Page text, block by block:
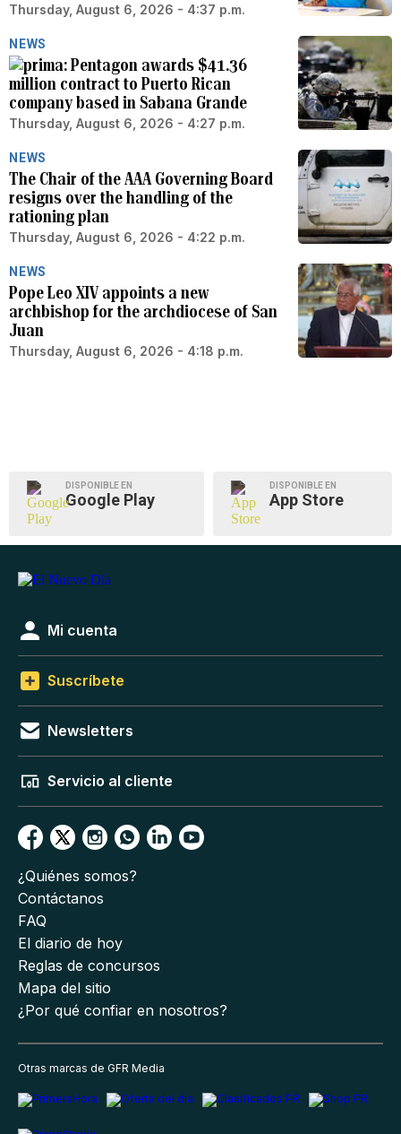
Thursday, August 6, 2026 - 4:37 p.m.
NEWS
Pentagon awards $41.36
million contract to Puerto Rican
company based in Sabana Grande
Thursday, August 6, 2026 - 4:27 p.m.
NEWS
The Chair of the AAA Governing Board
resigns over the handling of the
rationing plan
Thursday, August 6, 2026 - 4:22 p.m.
NEWS
Pope Leo XIV appoints a new
archbishop for the archdiocese of San
Juan
Thursday, August 6, 2026 - 4:18 p.m.
DISPONIBLE EN
Google Play
DISPONIBLE EN
App Store
Mi cuenta
Suscríbete
Newsletters
Servicio al cliente
¿Quiénes somos?
Contáctanos
FAQ
El diario de hoy
Reglas de concursos
Mapa del sitio
¿Por qué confiar en nosotros?
Otras marcas de GFR Media